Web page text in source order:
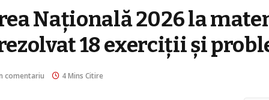
Națională 2026 la
18 exerciții și
comentariu 4 Mins Citire